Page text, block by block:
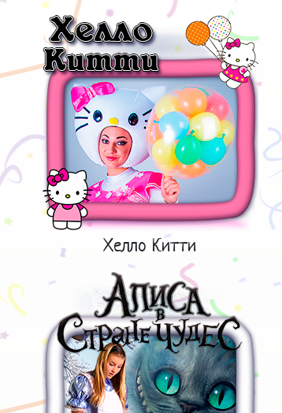
Хелло Китти